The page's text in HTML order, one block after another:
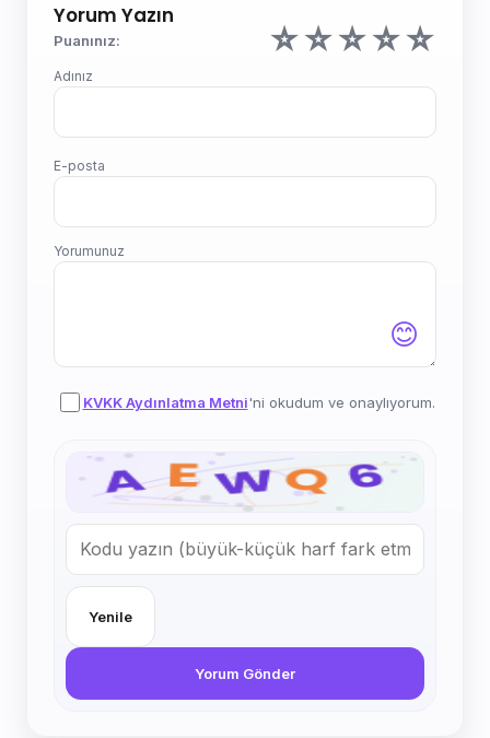
Yorum Yazın
Puanınız: ☆☆☆☆☆
Adınız
E-posta
Yorumunuz
😊
KVKK Aydınlatma Metni'ni okudum ve onaylıyorum.
Yenile
Yorum Gönder